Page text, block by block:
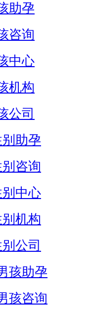
助孕
咨询
中心
机构
公司
助孕
咨询
中心
机构
公司
孩助孕
孩咨询